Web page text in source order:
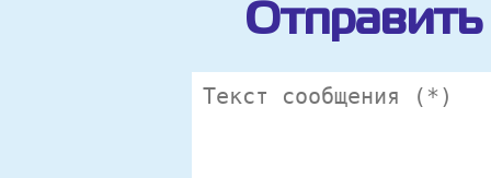
Отправить